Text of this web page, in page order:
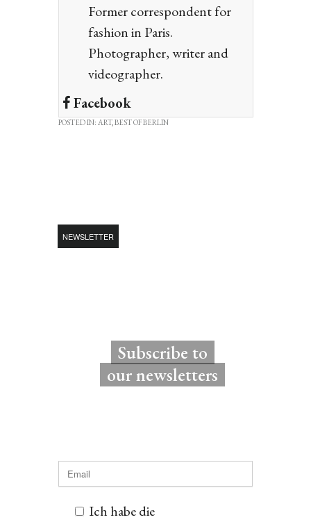
Former correspondent for
fashion in Paris.
Photographer, writer and
videographer.
Facebook
POSTED IN: ART,BEST OF BERLIN
NEWSLETTER
Subscribe to
our newsletters
Ich habe die